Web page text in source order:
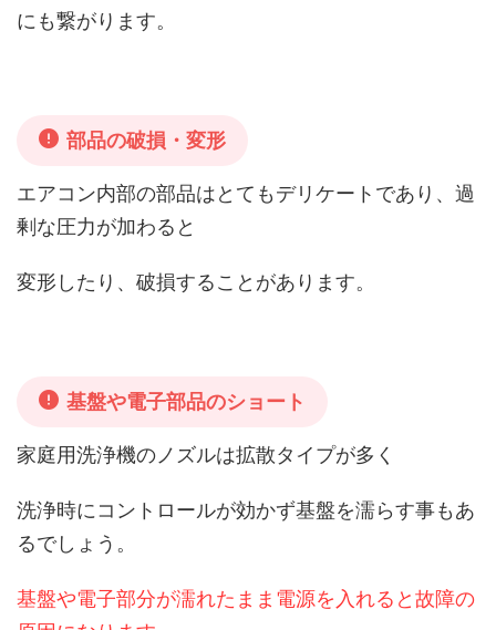
にも繋がります。
部品の破損・変形
エアコン内部の部品はとてもデリケートであり、 過
剰な圧力が加わると
変形したり、破損することがあります。
基盤や電子部品のショート
家庭用洗浄機のノズルは拡散タイプが多く
洗浄時にコントロールが効かず基盤を濡らす事もあ
るでしょう。
基盤や電子部分が濡れたまま電源を入れると故障の